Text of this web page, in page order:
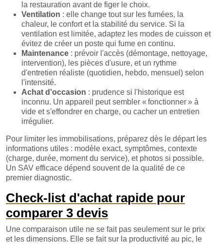
la restauration avant de figer le choix.
Ventilation : elle change tout sur les fumées, la
chaleur, le confort et la stabilité du service. Si la
ventilation est limitée, adaptez les modes de cuisson et
évitez de créer un poste qui fume en continu.
Maintenance : prévoir l'accès (démontage, nettoyage,
intervention), les pièces d'usure, et un rythme
d'entretien réaliste (quotidien, hebdo, mensuel) selon
l'intensité.
Achat d'occasion : prudence si l'historique est
inconnu. Un appareil peut sembler « fonctionner » à
vide et s'effondrer en charge, ou cacher un entretien
irrégulier.
Pour limiter les immobilisations, préparez dès le départ les
informations utiles : modèle exact, symptômes, contexte
(charge, durée, moment du service), et photos si possible.
Un SAV efficace dépend souvent de la qualité de ce
premier diagnostic.
Check-list d'achat rapide pour
comparer 3 devis
Une comparaison utile ne se fait pas seulement sur le prix
et les dimensions. Elle se fait sur la productivité au pic, le